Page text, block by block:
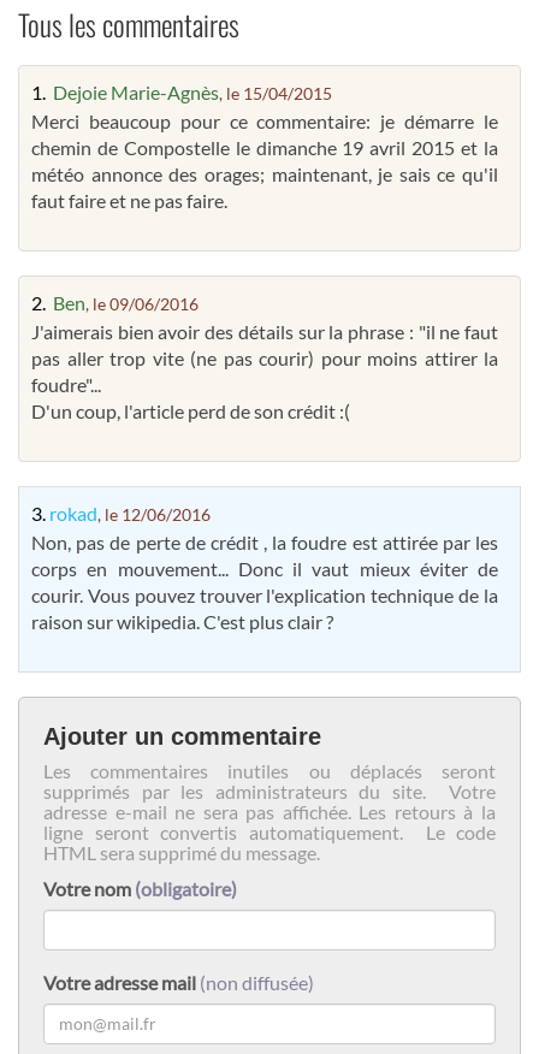
Tous les commentaires
1. Dejoie Marie-Agnès, le 15/04/2015
Merci beaucoup pour ce commentaire: je démarre le
chemin de Compostelle le dimanche 19 avril 2015 et la
météo annonce des orages; maintenant, je sais ce qu'il
faut faire et ne pas faire.
2. Ben, le 09/06/2016
J'aimerais bien avoir des détails sur la phrase : "il ne faut
pas aller trop vite (ne pas courir) pour moins attirer la
foudre"...
D'un coup, l'article perd de son crédit :(
3. rokad, le 12/06/2016
Non, pas de perte de crédit , la foudre est attirée par les
corps en mouvement... Donc il vaut mieux éviter de
courir. Vous pouvez trouver l'explication technique de la
raison sur wikipedia. C'est plus clair ?
Ajouter un commentaire
Les commentaires inutiles ou déplacés seront
supprimés par les administrateurs du site. Votre
adresse e-mail ne sera pas affichée. Les retours à la
ligne seront convertis automatiquement. Le code
HTML sera supprimé du message.
Votre nom (obligatoire)
Votre adresse mail (non diffusée)